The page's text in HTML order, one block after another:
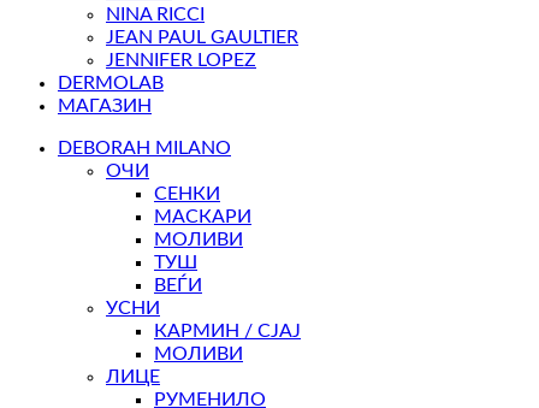
NINA RICCI
JEAN PAUL GAULTIER
JENNIFER LOPEZ
DERMOLAB
МАГАЗИН
DEBORAH MILANO
ОЧИ
СЕНКИ
МАСКАРИ
МОЛИВИ
ТУШ
ВЕЃИ
УСНИ
КАРМИН / СЈАЈ
МОЛИВИ
ЛИЦЕ
РУМЕНИЛО